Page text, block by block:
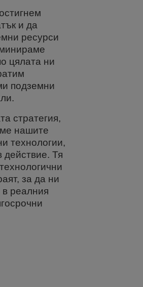
и да
ресурси
цялата ни
подземни
стратегия,
нашите
технологии,
действие. Тя
за да ни
в реалния